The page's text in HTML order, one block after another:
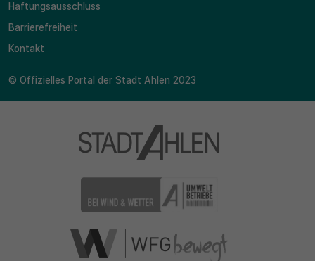
Haftungsausschluss
Barrierefreiheit
Kontakt
© Offizielles Portal der Stadt Ahlen 2023